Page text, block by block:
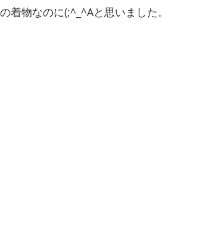
着物なのに(;^_^Aと思いました。